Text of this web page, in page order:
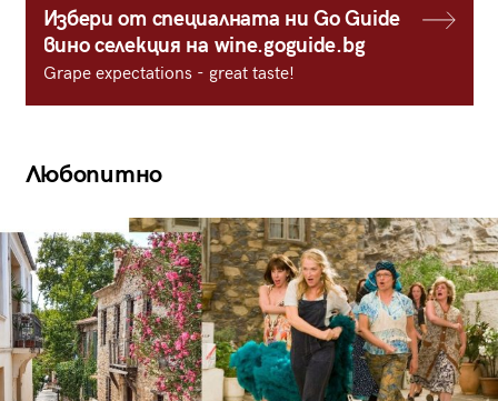
Избери от специалната ни Go Guide
вино селекция на wine.goguide.bg
Grape expectations - great taste!
Любопитно